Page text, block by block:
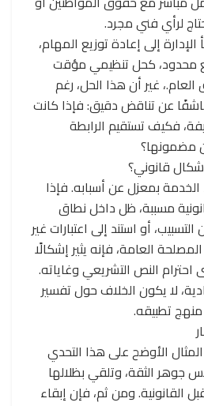
لرأي فني مجرد.
إلى إعادة توزيع المهام،
محدود، كحل تنظيمي مؤقت
غير أن هذا الحل، رغم
عن تناقض دقيق: فإذا كانت
فكيف تستقيم الرابطة
مضمونها؟
قانوني؟
الخدمة بمعزل عن أسبابه. فإذا
مسببة، ظل داخل نطاق
أو استند إلى اعتبارات غير
العامة، فإنه يثير إشكالًا
النص التشريعي وغاياته.
لا يكون الخلاف حول تفسير
تطبيقه.
الأوضح على هذا التحدي
جوهر الثقة، وتلقي بظلالها
القانونية. ومن ثم، فإن إبقاء